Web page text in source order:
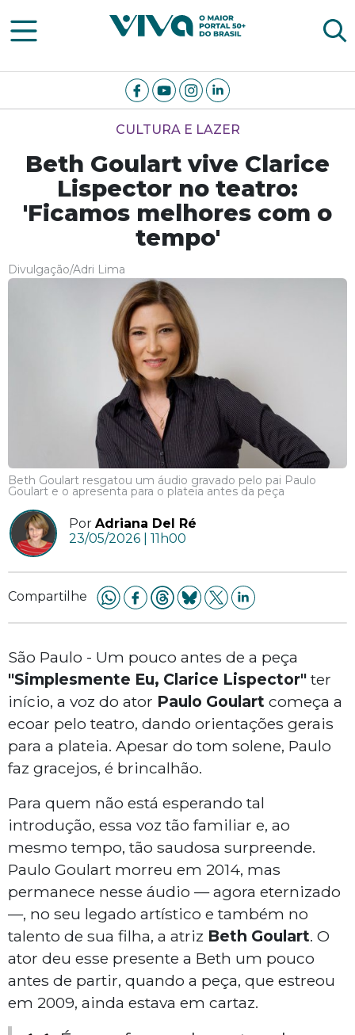
Viva Notícias
CULTURA E LAZER
Beth Goulart vive Clarice
Lispector no teatro:
'Ficamos melhores com o
tempo'
Divulgação/Adri Lima
Beth Goulart resgatou um áudio gravado pelo pai Paulo
Goulart e o apresenta para o plateia antes da peça
Por Adriana Del Ré
23/05/2026 | 11h00
Compartilhe
São Paulo - Um pouco antes de a peça
"Simplesmente Eu, Clarice Lispector" ter
início, a voz do ator Paulo Goulart começa a
ecoar pelo teatro, dando orientações gerais
para a plateia. Apesar do tom solene, Paulo
faz gracejos, é brincalhão.
Para quem não está esperando tal
introdução, essa voz tão familiar e, ao
mesmo tempo, tão saudosa surpreende.
Paulo Goulart morreu em 2014, mas
permanece nesse áudio — agora eternizado
—, no seu legado artístico e também no
talento de sua filha, a atriz Beth Goulart. O
ator deu esse presente a Beth um pouco
antes de partir, quando a peça, que estreou
em 2009, ainda estava em cartaz.